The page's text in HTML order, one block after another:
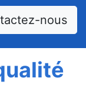
nous